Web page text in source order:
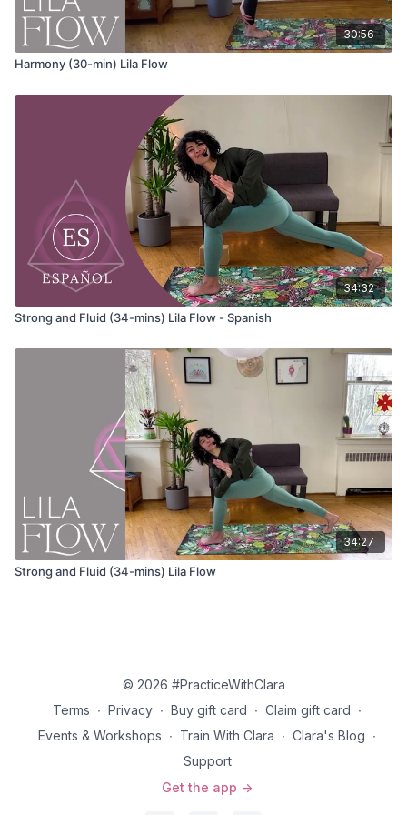
Que haya bondad en tu mirada cuando mires hacia tu
interior.
Que nunca levantes muros entre la luz y tú.
te acoja,
te sostenga y te abrace en la pertenencia.
(Para la Pertenencia), de John
O'Donohue.
30:56
Harmony (30-min) Lila Flow
34:32
Strong and Fluid (34-mins) Lila Flow - Spanish
34:27
Strong and Fluid (34-mins) Lila Flow
© 2026 #PracticeWithClara
Terms ∙ Privacy ∙ Buy gift card ∙ Claim gift card ∙
Events & Workshops ∙ Train With Clara ∙ Clara's Blog ∙
Support
Get the app ->